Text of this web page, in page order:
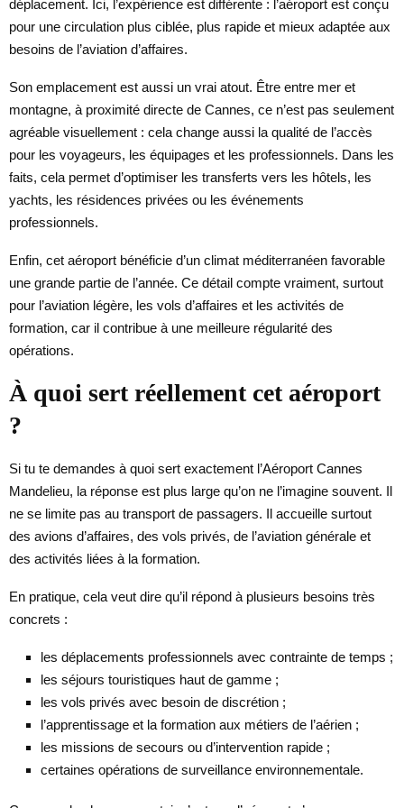
déplacement. Ici, l’expérience est différente : l’aéroport est conçu
pour une circulation plus ciblée, plus rapide et mieux adaptée aux
besoins de l’aviation d’affaires.
Son emplacement est aussi un vrai atout. Être entre mer et
montagne, à proximité directe de Cannes, ce n’est pas seulement
agréable visuellement : cela change aussi la qualité de l’accès
pour les voyageurs, les équipages et les professionnels. Dans les
faits, cela permet d’optimiser les transferts vers les hôtels, les
yachts, les résidences privées ou les événements
professionnels.
Enfin, cet aéroport bénéficie d’un climat méditerranéen favorable
une grande partie de l’année. Ce détail compte vraiment, surtout
pour l’aviation légère, les vols d’affaires et les activités de
formation, car il contribue à une meilleure régularité des
opérations.
À quoi sert réellement cet aéroport
?
Si tu te demandes à quoi sert exactement l’Aéroport Cannes
Mandelieu, la réponse est plus large qu’on ne l’imagine souvent. Il
ne se limite pas au transport de passagers. Il accueille surtout
des avions d’affaires, des vols privés, de l’aviation générale et
des activités liées à la formation.
En pratique, cela veut dire qu’il répond à plusieurs besoins très
concrets :
les déplacements professionnels avec contrainte de temps ;
les séjours touristiques haut de gamme ;
les vols privés avec besoin de discrétion ;
l’apprentissage et la formation aux métiers de l’aérien ;
les missions de secours ou d’intervention rapide ;
certaines opérations de surveillance environnementale.